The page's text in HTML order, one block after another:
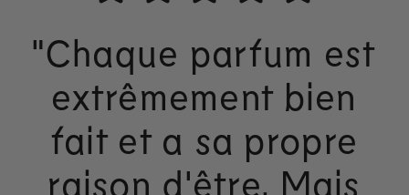
"Chaque parfum est
extrêmement bien
fait et a sa propre
raison d'être. Mais